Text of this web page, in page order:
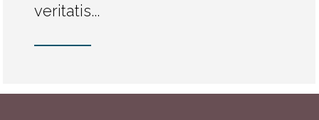
veritatis...